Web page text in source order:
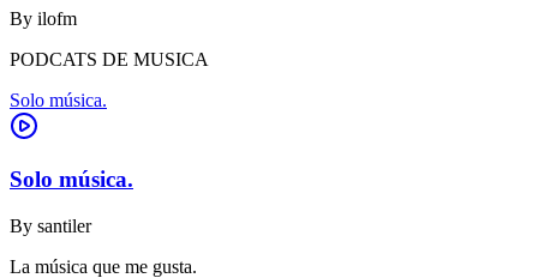
By ilofm
PODCATS DE MUSICA
Solo música.
Solo música.
By santiler
La música que me gusta.